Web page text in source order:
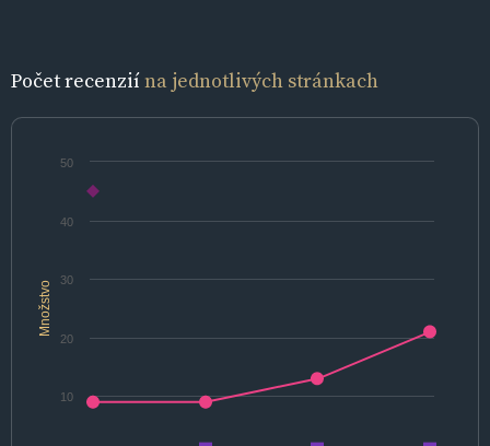
Počet recenziína jednotlivých stránkach
Množstvo
10
20
30
40
50